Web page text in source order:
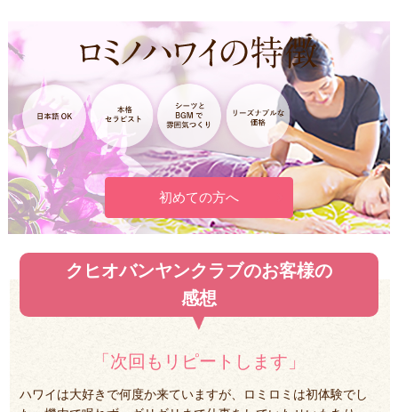
初めての方へ
クヒオバンヤンクラブのお客様の
感想
「次回もリピートします」
ハワイは大好きで何度か来ていますが、ロミロミは初体験でし